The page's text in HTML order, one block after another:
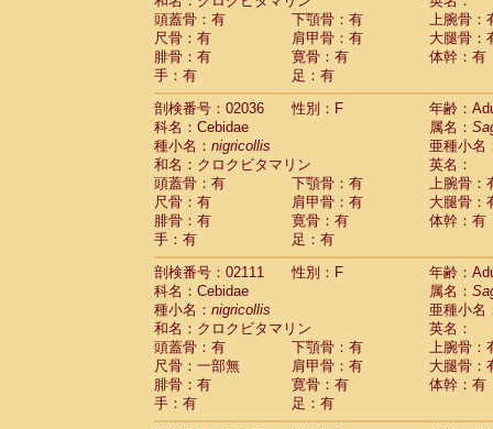
CercopithecidaeMacaca cyclopis (17)
CercopithecidaeMacaca fascicularis
CercopithecidaeMacaca fuscaca
CercopithecidaeMacaca fuscata
CercopithecidaeMacaca fuscata
CercopithecidaeMacaca maura(3)
Cercopithecidae Macaca mulatta(56)
Cercopithecidae Macaca nemestrina(3)
Cercopithecidae Macaca nigra(0)
CercopithecidaeMacaca radiata(27)
CercopithecidaeMacaca silenus(0)
CercopithecidaeMacaca sinica (1)
CercopithecidaeMacaca sylvanus
CercopithecidaeMacaca thibetana (0)
Cercopithecidae Macaca tonkeana (0)
Cercopithecidae hybrid(1)
Cercopithecidae (0)
CercopithecidaeAllenopithecus
CercopithecidaeCercopithecus
CercopithecidaeCercopithecus
CercopithecidaeCercopithecus
頭蓋骨：有
下顎骨：有
上腕骨：
尺骨：有
肩甲骨：有
大腿骨：
腓骨：有
寛骨：有
体幹：有
手：有
足：有
剖検番号：02036
性別：F
年齢：
科名：Cebidae
属名：
種小名： nigricollis
亜種小名
和名：クロクビタマリン
英名：
頭蓋骨：有
下顎骨：有
上腕骨：
尺骨：有
肩甲骨：有
大腿骨：
腓骨：有
寛骨：有
体幹：有
手：有
足：有
剖検番号：02111
性別：F
年齢：
科名：Cebidae
属名：
種小名： nigricollis
亜種小名
和名：クロクビタマリン
英名：
頭蓋骨：有
下顎骨：有
上腕骨：
尺骨：一部無
肩甲骨：有
大腿骨：
腓骨：有
寛骨：有
体幹：有
手：有
足：有